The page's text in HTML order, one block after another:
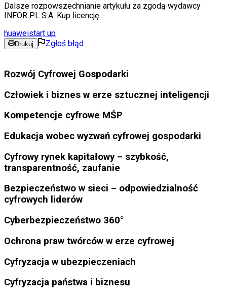
Dalsze rozpowszechnianie artykułu za zgodą wydawcy
INFOR PL S.A. Kup licencję.
huaweistart up
Drukuj Zgłoś błąd
Rozwój Cyfrowej Gospodarki
Człowiek i biznes w erze sztucznej inteligencji
Kompetencje cyfrowe MŚP
Edukacja wobec wyzwań cyfrowej gospodarki
Cyfrowy rynek kapitałowy – szybkość,
transparentność, zaufanie
Bezpieczeństwo w sieci – odpowiedzialność
cyfrowych liderów
Cyberbezpieczeństwo 360°
Ochrona praw twórców w erze cyfrowej
Cyfryzacja w ubezpieczeniach
Cyfryzacja państwa i biznesu